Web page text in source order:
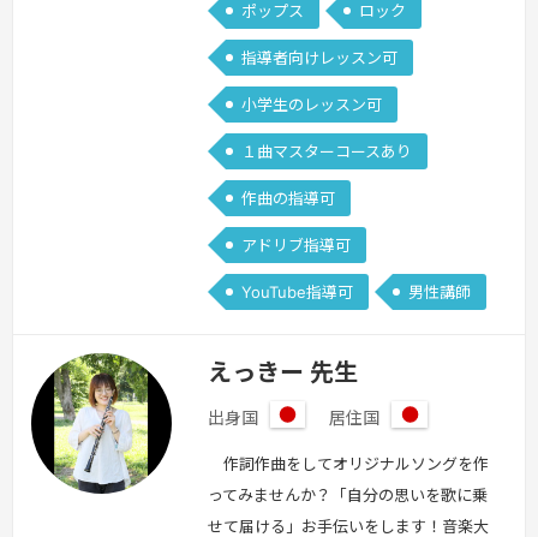
初心者の方が音楽制作に手をつけやすい
様、分かりやすいをモットーにレッスン
を行っていきたいです。続きを見る »
ポップス ロック
指導者向けレッスン可
小学生のレッスン可
１曲マスターコースあり
作曲の指導可
アドリブ指導可
YouTube指導可 男性講師
えっきー 先生
出身国
本
居住国
本
作詞作曲をしてオリジナルソングを作
ってみませんか？「自分の思いを歌に乗
せて届ける」お手伝いをします！音楽大